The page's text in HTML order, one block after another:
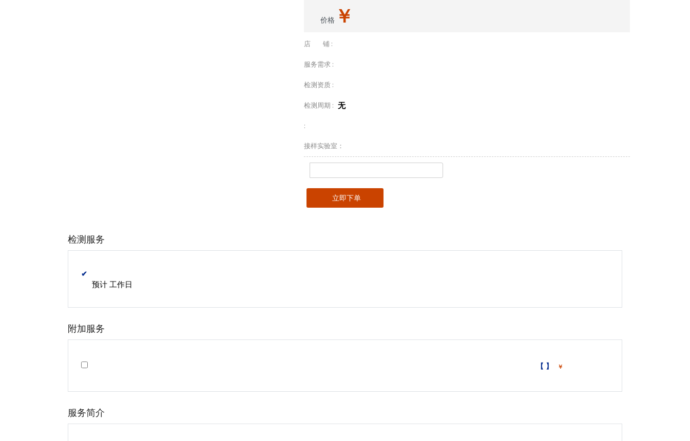
价格 ￥
店 铺 :
服务需求 :
检测资质 :
检测周期 : 无
:
接样实验室：
立即下单
检测服务
✔
预计 工作日
附加服务
服务简介